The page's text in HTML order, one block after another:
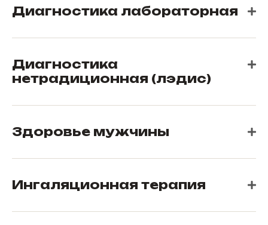
Диагностика лабораторная
Диагностика
нетрадиционная (лэдис)
Здоровье мужчины
Ингаляционная терапия